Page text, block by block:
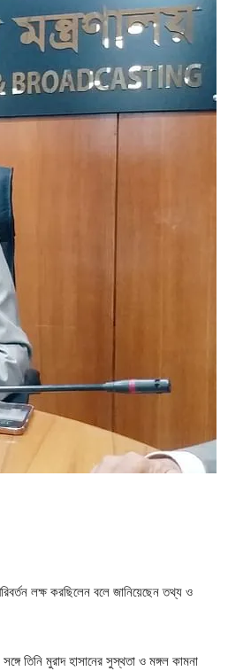
লক্ষ করছিলেন বলে জানিয়েছেন তথ্য ও
তিনি মুরাদ হাসানের সুস্থতা ও মঙ্গল কামনা